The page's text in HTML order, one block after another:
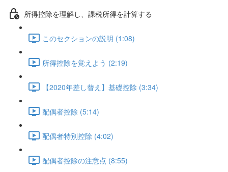
所得控除を理解し、課税所得を計算する
このセクションの説明 (1:08)
所得控除を覚えよう (2:19)
【2020年差し替え】基礎控除 (3:34)
配偶者控除 (5:14)
配偶者特別控除 (4:02)
配偶者控除の注意点 (8:55)